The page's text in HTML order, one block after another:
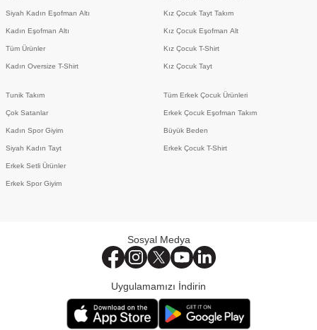
Sosyal Medya
Uygulamamızı İndirin
Siyah Kadın Eşofman Altı
Kadın Eşofman Altı
Tüm Ürünler
Kadın Oversize T-Shirt
Tunik Takım
Çok Satanlar
Kadın Spor Giyim
Siyah Kadın Tayt
Erkek Setli Ürünler
Erkek Spor Giyim
Kız Çocuk Tayt Takım
Kız Çocuk Eşofman Alt
Kız Çocuk T-Shirt
Kız Çocuk Tayt
Tüm Erkek Çocuk Ürünleri
Erkek Çocuk Eşofman Takım
Büyük Beden
Erkek Çocuk T-Shirt